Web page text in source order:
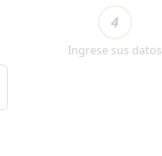
4
Ingrese sus datos